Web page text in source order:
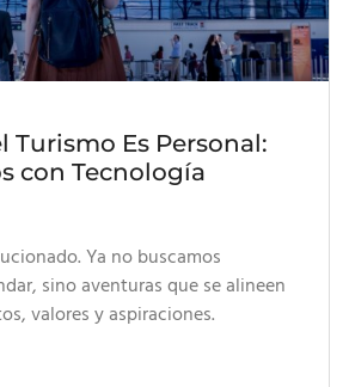
Turismo Es Personal:
con Tecnología
Ya no buscamos
sino aventuras que se alineen
valores y aspiraciones.